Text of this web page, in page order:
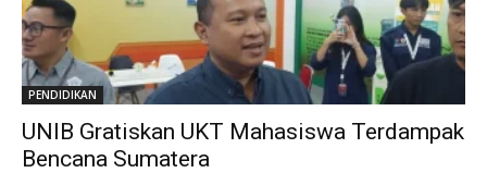
PENDIDIKAN
UNIB Gratiskan UKT Mahasiswa Terdampak
Bencana Sumatera